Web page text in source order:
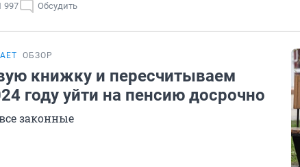
997 Обсудить
ОБЗОР
книжку и пересчитываем
году уйти на пенсию досрочно
законные